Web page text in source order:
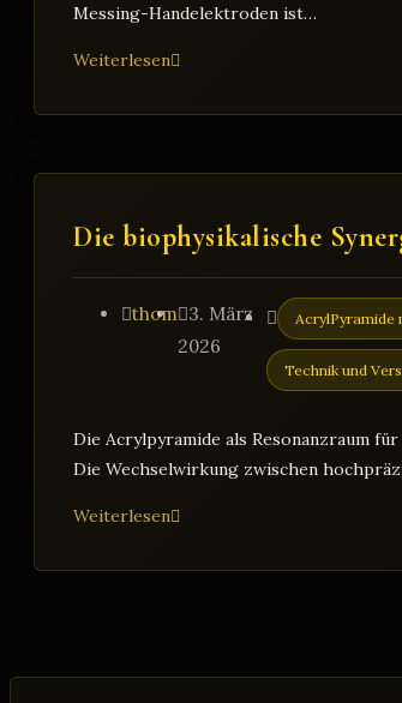
Messing-Handelektroden ist…
Weiterlesen„Die
der
Wie
Acrylpyramide
harmonisiert
und
stärkt.“
Die biophysikalische
Beitrags-
thomBeitrag
veröffentlicht:
3. März
2026
Beitrags-
Kategorie:
AcrylPyramide
Technik und
Die Acrylpyramide als Resonanzraum
Die Wechselwirkung zwischen
WeiterlesenDie
Synergie